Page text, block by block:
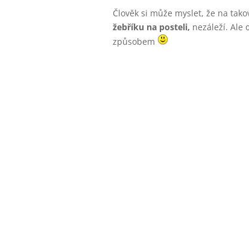
Člověk si může myslet, že na
žebříku na posteli, nezáleží. Ale
způsobem